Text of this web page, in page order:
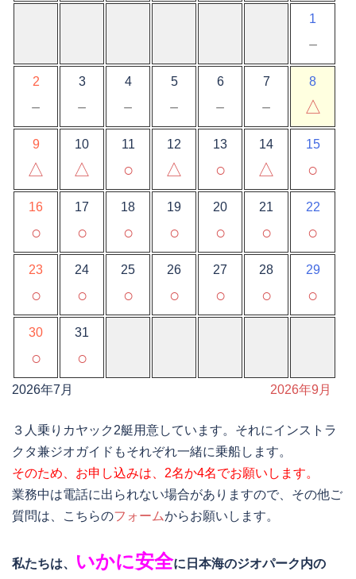
1
－
2
－
3
－
4
－
5
－
6
－
7
－
8
△
9
△
10
△
11
○
12
△
13
○
14
△
15
○
16
○
17
○
18
○
19
○
20
○
21
○
22
○
23
○
24
○
25
○
26
○
27
○
28
○
29
○
30
○
31
○
2026年7月 2026年9月
３人乗りカヤック2艇用意しています。それにインストラ
クタ兼ジオガイドもそれぞれ一緒に乗船します。
そのため、お申し込みは、2名か4名でお願いします。
業務中は電話に出られない場合がありますので、その他ご
質問は、こちらのフォームからお願いします。
私たちは、 いかに安全に日本海のジオパーク内の